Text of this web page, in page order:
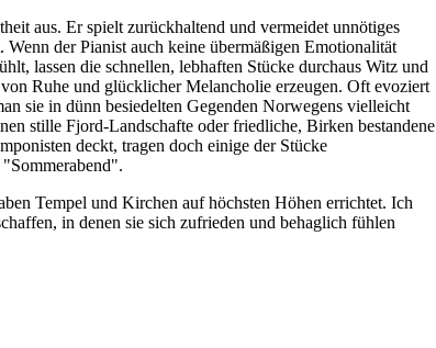
aus. Er spielt zurückhaltend und vermeidet unnötiges
der Pianist auch keine übermäßigen Emotionalität
lassen die schnellen, lebhaften Stücke durchaus Witz und
Ruhe und glücklicher Melancholie erzeugen. Oft evoziert
sie in dünn besiedelten Gegenden Norwegens vielleicht
stille Fjord-Landschafte oder friedliche, Birken bestandene
deckt, tragen doch einige der Stücke
Tempel und Kirchen auf höchsten Höhen errichtet. Ich
in denen sie sich zufrieden und behaglich fühlen